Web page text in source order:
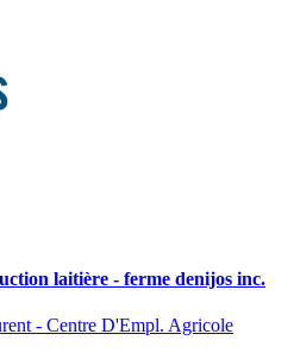
laitière - ferme denijos inc.
- Centre D'Empl. Agricole